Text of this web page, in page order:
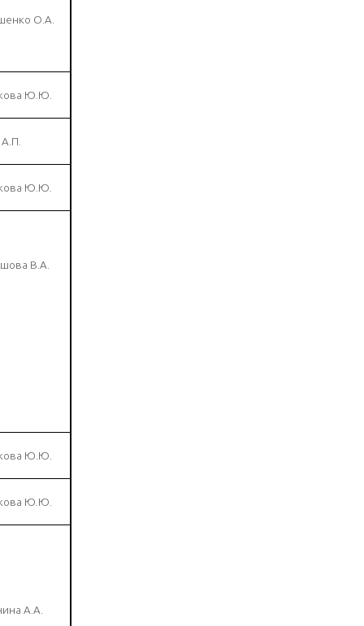
О.А.
Ю.Ю.
А.П.
Ю.Ю.
В.А.
Ю.Ю.
Ю.Ю.
А.А.